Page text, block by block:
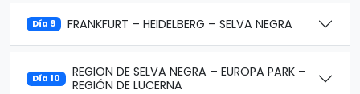
Día 9 FRANKFURT – HEIDELBERG – SELVA NEGRA
Día 10
REGION DE SELVA NEGRA – EUROPA PARK –
REGIÓN DE LUCERNA